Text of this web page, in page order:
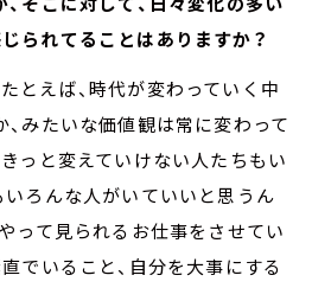
れてることはありますか？
とえば、時代が変わっていく中
みたいな価値観は常に変わって
っと変えていけない人たちもい
いろんな人がいていいと思うん
って見られるお仕事をさせてい
でいること、自分を大事にする